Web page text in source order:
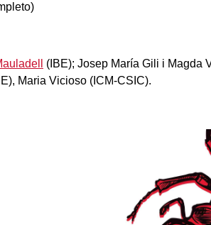
(IBE); Josep María Gili i Magda
Maria Vicioso (ICM-CSIC).